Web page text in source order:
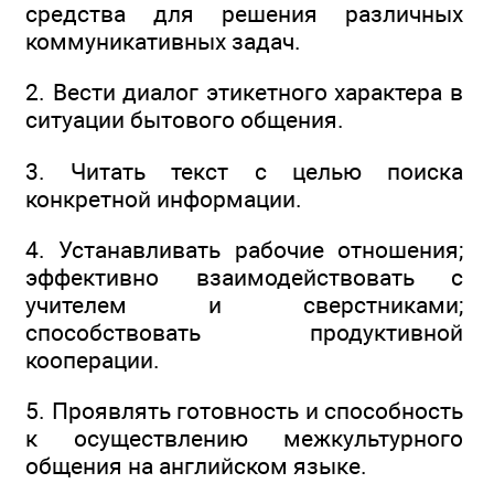
средства для решения различных
коммуникативных задач.
2. Вести диалог этикетного характера в
ситуации бытового общения.
3. Читать текст с целью поиска
конкретной информации.
4. Устанавливать рабочие отношения;
эффективно взаимодействовать с
учителем и сверстниками;
способствовать продуктивной
кооперации.
5. Проявлять готовность и способность
к осуществлению межкультурного
общения на английском языке.